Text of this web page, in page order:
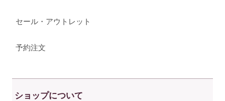
セール・アウトレット
予約注文
ショップについて